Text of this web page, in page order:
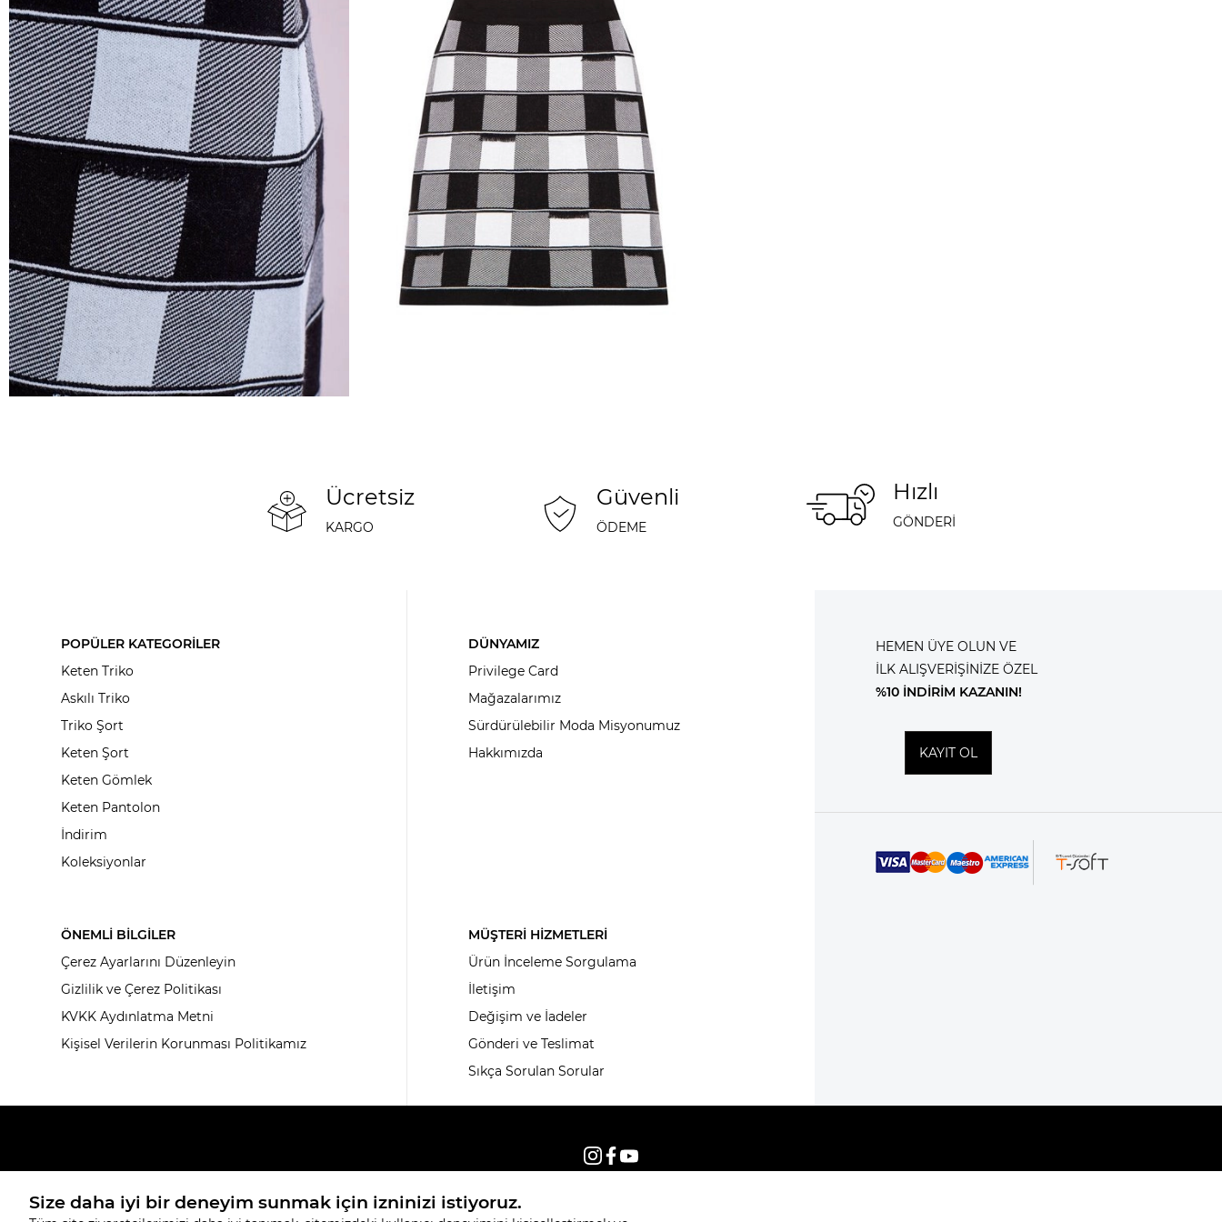
Ücretsiz
KARGO
Güvenli
ÖDEME
Hızlı
GÖNDERİ
POPÜLER KATEGORİLER
Keten Triko
Askılı Triko
Triko Şort
Keten Şort
Keten Gömlek
Keten Pantolon
İndirim
Koleksiyonlar
DÜNYAMIZ
Privilege Card
Mağazalarımız
Sürdürülebilir Moda Misyonumuz
Hakkımızda
ÖNEMLİ BİLGİLER
Çerez Ayarlarını Düzenleyin
Gizlilik ve Çerez Politikası
KVKK Aydınlatma Metni
Kişisel Verilerin Korunması Politikamız
MÜŞTERİ HİZMETLERİ
Ürün İnceleme Sorgulama
İletişim
Değişim ve İadeler
Gönderi ve Teslimat
Sıkça Sorulan Sorular
HEMEN ÜYE OLUN VE
İLK ALIŞVERİŞİNİZE ÖZEL
%10 İNDİRİM KAZANIN!
KAYIT OL
© 2026, Tüm hakları saklıdır KNITSS